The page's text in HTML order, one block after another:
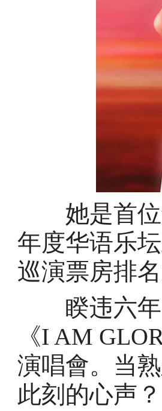
她是首位
年度华语乐
巡演票房排名
睽违六年
《I AM
演唱會。当
此刻的心声？